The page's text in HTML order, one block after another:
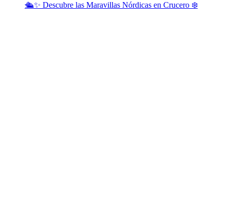
🛳️✨ Descubre las Maravillas Nórdicas en Crucero ❄️